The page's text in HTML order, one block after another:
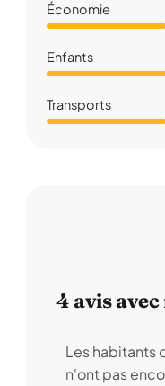
Économie
Enfants
Transports
4 avis
Les habitants
n'ont pas